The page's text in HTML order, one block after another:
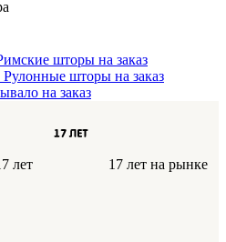
шторы на заказ
Рулонные шторы на заказ
на заказ
лет 17 лет на рынке